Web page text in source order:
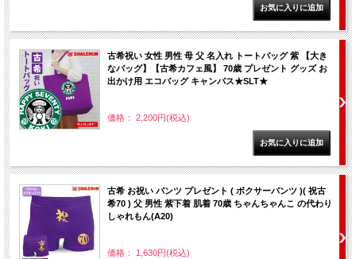
古希祝い 女性 男性 母 父 名入れ トートバッグ 紫 【大き
なバッグ】【古希カフェ風】 70歳 プレゼント グッズ お
出かけ用 エコバッグ キャンパス★SLT★
価格： 2,200円(税込)
古希 お祝い パンツ プレゼント ( ボクサーパンツ )( 祝古
希70 ) 父 男性 紫下着 肌着 70歳 ちゃんちゃんこ の代わり
しゃれもん(A20)
価格： 1,630円(税込)